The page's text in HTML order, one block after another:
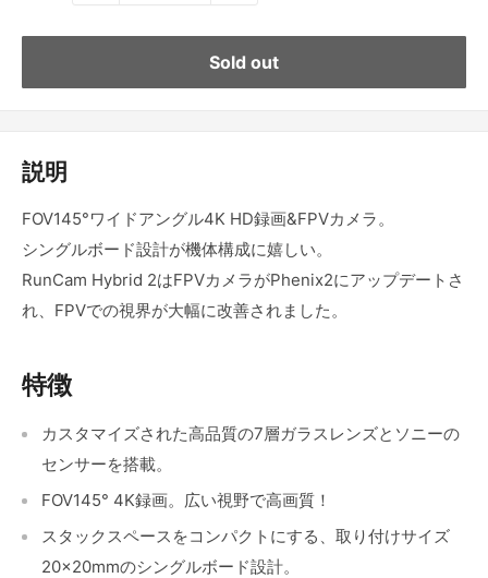
Sold out
説明
FOV145°ワイドアングル4K HD録画&FPVカメラ。
シングルボード設計が機体構成に嬉しい。
RunCam Hybrid 2はFPVカメラがPhenix2にアップデートさ
れ、FPVでの視界が大幅に改善されました。
特徴
カスタマイズされた高品質の7層ガラスレンズとソニーの
センサーを搭載。
FOV145° 4K録画。広い視野で高画質！
スタックスペースをコンパクトにする、取り付けサイズ
20×20mmのシングルボード設計。